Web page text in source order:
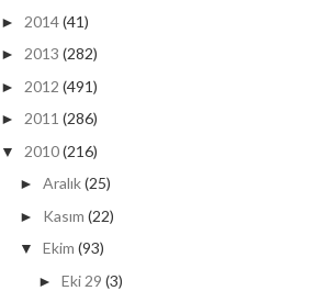
► 2014(41)
► 2013 (282)
► 2012 (491)
► 2011 (286)
▼ 2010(216)
► Aralık(25)
► Kasım (22)
▼ Ekim (93)
► Eki 29 (3)